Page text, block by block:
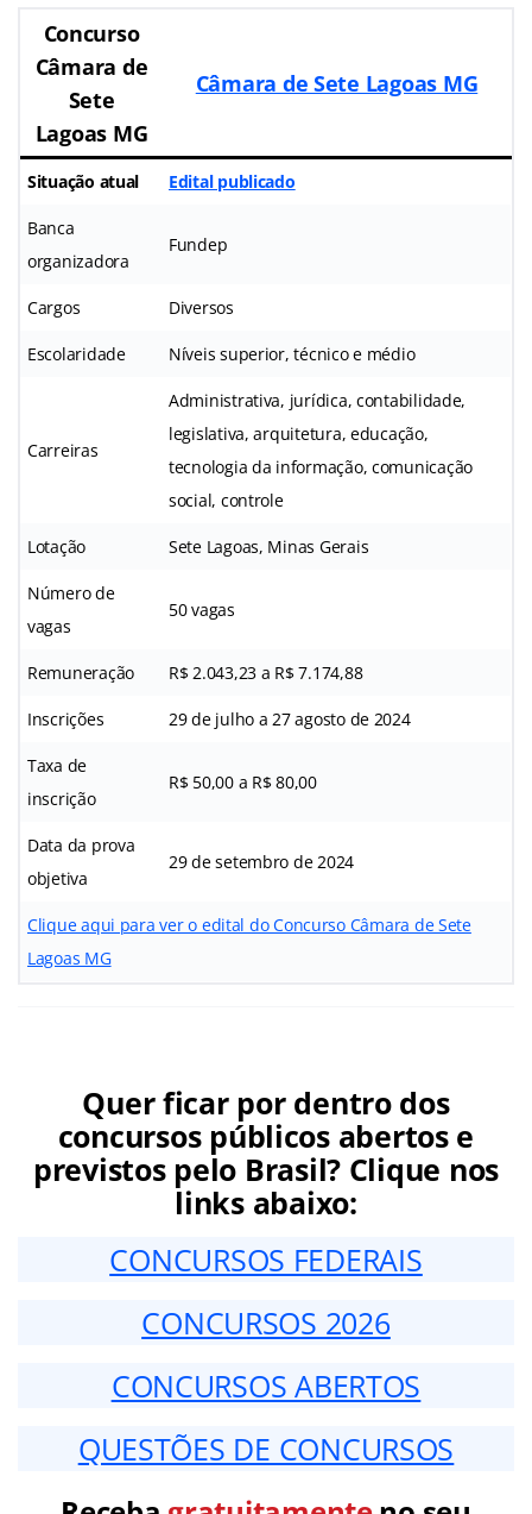
Concurso
Câmara de
Sete
Lagoas MG
Câmara de Sete Lagoas MG
Situação atual Edital publicado
Banca
organizadora
Fundep
Cargos Diversos
Escolaridade Níveis superior, técnico e médio
Carreiras
Administrativa, jurídica, contabilidade,
legislativa, arquitetura, educação,
tecnologia da informação, comunicação
social, controle
Lotação Sete Lagoas, Minas Gerais
Número de
vagas
50 vagas
Remuneração R$ 2.043,23 a R$ 7.174,88
Inscrições 29 de julho a 27 agosto de 2024
Taxa de
inscrição
R$ 50,00 a R$ 80,00
Data da prova
objetiva
29 de setembro de 2024
Clique aqui para ver o edital do Concurso Câmara de Sete
Lagoas MG
Quer ficar por dentro dos
concursos públicos abertos e
previstos pelo Brasil? Clique nos
links abaixo:
CONCURSOS FEDERAIS
CONCURSOS 2026
CONCURSOS ABERTOS
QUESTÕES DE CONCURSOS